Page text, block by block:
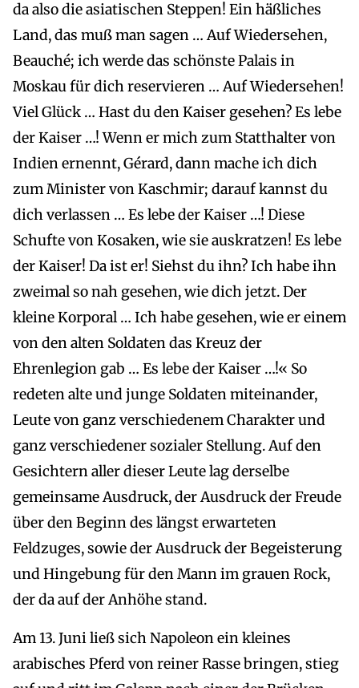
da also die asiatischen Steppen! Ein häßliches
Land, das muß man sagen … Auf Wiedersehen,
Beauché; ich werde das schönste Palais in
Moskau für dich reservieren … Auf Wiedersehen!
Viel Glück … Hast du den Kaiser gesehen? Es lebe
der Kaiser …! Wenn er mich zum Statthalter von
Indien ernennt, Gérard, dann mache ich dich
zum Minister von Kaschmir; darauf kannst du
dich verlassen … Es lebe der Kaiser …! Diese
Schufte von Kosaken, wie sie auskratzen! Es lebe
der Kaiser! Da ist er! Siehst du ihn? Ich habe ihn
zweimal so nah gesehen, wie dich jetzt. Der
kleine Korporal … Ich habe gesehen, wie er einem
von den alten Soldaten das Kreuz der
Ehrenlegion gab … Es lebe der Kaiser …!« So
redeten alte und junge Soldaten miteinander,
Leute von ganz verschiedenem Charakter und
ganz verschiedener sozialer Stellung. Auf den
Gesichtern aller dieser Leute lag derselbe
gemeinsame Ausdruck, der Ausdruck der Freude
über den Beginn des längst erwarteten
Feldzuges, sowie der Ausdruck der Begeisterung
und Hingebung für den Mann im grauen Rock,
der da auf der Anhöhe stand.
Am 13. Juni ließ sich Napoleon ein kleines
arabisches Pferd von reiner Rasse bringen, stieg